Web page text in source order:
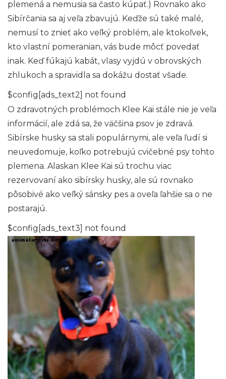
plemená a nemusia sa často kúpať.) Rovnako ako
Sibírčania sa aj veľa zbavujú. Keďže sú také malé,
nemusí to znieť ako veľký problém, ale ktokoľvek,
kto vlastní pomeranian, vás bude môcť povedať
inak. Keď fúkajú kabát, vlasy vyjdú v obrovských
zhlukoch a spravidla sa dokážu dostať všade.
$config[ads_text2] not found
O zdravotných problémoch Klee Kai stále nie je veľa
informácií, ale zdá sa, že väčšina psov je zdravá.
Sibírske husky sa stali populárnymi, ale veľa ľudí si
neuvedomuje, koľko potrebujú cvičebné psy tohto
plemena. Alaskan Klee Kai sú trochu viac
rezervovaní ako sibírsky husky, ale sú rovnako
pôsobivé ako veľký sánsky pes a oveľa ľahšie sa o ne
postarajú.
$config[ads_text3] not found